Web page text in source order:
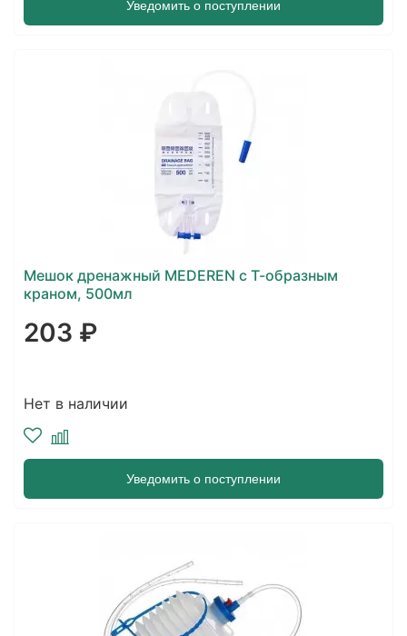
Уведомить о поступлении
Мешок дренажный MEDEREN с Т-образным
краном, 500мл
203 ₽
Нет в наличии
Уведомить о поступлении